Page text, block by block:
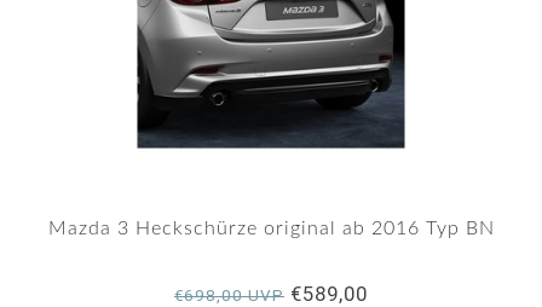
Mazda 3 Heckschürze original ab 2016 Typ BN
€698,00 UVP €589,00